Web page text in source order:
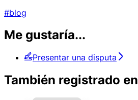
#blog
Me gustaría...
Presentar una disputa
También registrado en